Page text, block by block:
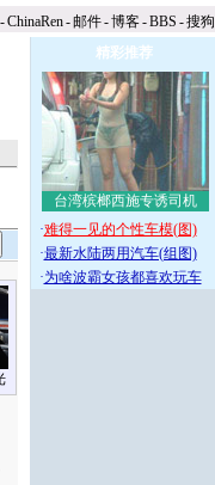
-ChinaRen-邮件-博客-BBS -搜狗
精彩推荐
台湾槟榔西施专诱司机
·难得一见的个性车模(图)
·最新水陆两用汽车(组图)
·为啥波霸女孩都喜欢玩车